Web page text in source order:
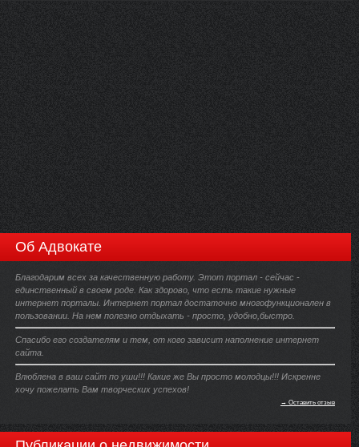
Об Адвокате
Благодарим всех за качественную работу. Этот портал - сейчас -
единственный в своем роде. Как здорово, что есть такие нужные
интернет порталы. Интернет портал достаточно многофункционален в
пользовании. На нем полезно отдыхать - просто, удобно,быстро.
Спасибо его создателям и тем, от кого зависит наполнение интернет
сайта.
Влюблена в ваш сайт по уши!!! Какие же Вы просто молодцы!!! Искренне
хочу пожелать Вам творческих успехов!
→ Оставить отзыв